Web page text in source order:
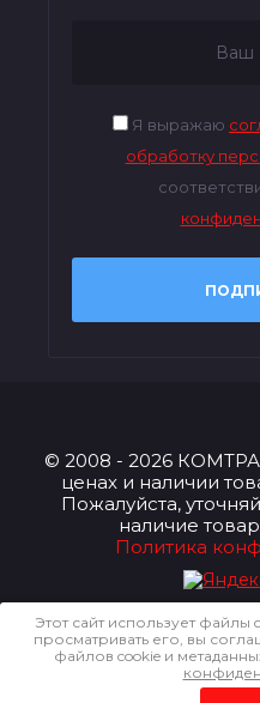
Я выражаю
обработку
© 2008 - 2026
ценах и наличии
Пожалуйста,
наличие
Политика
Этот сайт использует
просматривать его, вы
файлов cookie и